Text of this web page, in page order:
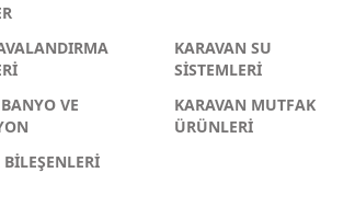
KARAVAN SU
SİSTEMLERİ
VE
KARAVAN MUTFAK
ÜRÜNLERİ